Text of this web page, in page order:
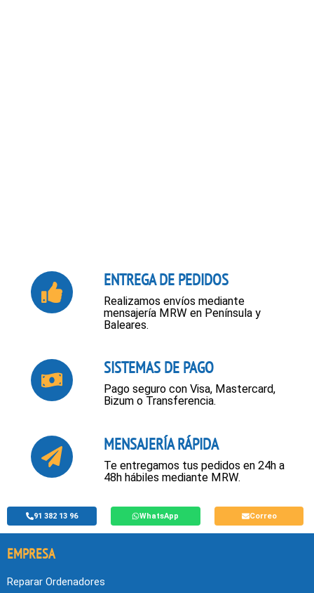
ENTREGA DE PEDIDOS
Realizamos envíos mediante
mensajería MRW en Península y
Baleares.
SISTEMAS DE PAGO
Pago seguro con Visa, Mastercard,
Bizum o Transferencia.
MENSAJERÍA RÁPIDA
Te entregamos tus pedidos en 24h a
48h hábiles mediante MRW.
91 382 13 96 WhatsApp Correo
EMPRESA
Reparar Ordenadores